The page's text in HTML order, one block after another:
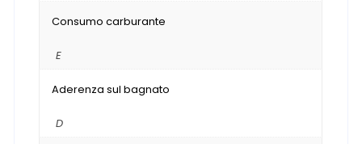
Consumo carburante
E
Aderenza sul bagnato
D